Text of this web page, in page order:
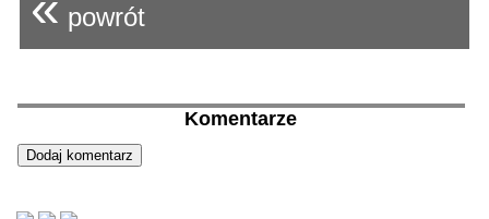
powrót
Komentarze